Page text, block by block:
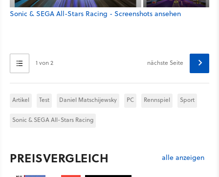
Sonic & SEGA All-Stars Racing - Screenshots ansehen
1 von 2 nächste Seite
Artikel Test Daniel Matschijewsky PC Rennspiel Sport
Sonic & SEGA All-Stars Racing
PREISVERGLEICH alle anzeigen